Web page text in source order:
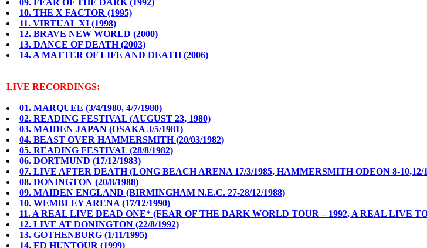
09. FEAR OF THE DARK (1992)
10. THE X FACTOR (1995)
11. VIRTUAL XI (1998)
12. BRAVE NEW WORLD (2000)
13. DANCE OF DEATH (2003)
14. A MATTER OF LIFE AND DEATH (2006)
LIVE RECORDINGS:
01. MARQUEE (3/4/1980, 4/7/1980)
02. READING FESTIVAL (AUGUST 23, 1980)
03. MAIDEN JAPAN (OSAKA 3/5/1981)
04. BEAST OVER HAMMERSMITH (20/03/1982)
05. READING FESTIVAL (28/8/1982)
06. DORTMUND (17/12/1983)
07. LIVE AFTER DEATH (LONG BEACH ARENA 17/3/1985, HAMMERSMITH ODEON 8-10,12/
08. DONINGTON (20/8/1988)
09. MAIDEN ENGLAND (BIRMINGHAM N.E.C. 27-28/12/1988)
10. WEMBLEY ARENA (17/12/1990)
11. A REAL LIVE DEAD ONE* (FEAR OF THE DARK WORLD TOUR – 1992, A REAL LIVE
12. LIVE AT DONINGTON (22/8/1992)
13. GOTHENBURG (1/11/1995)
14. ED HUNTOUR (1999)